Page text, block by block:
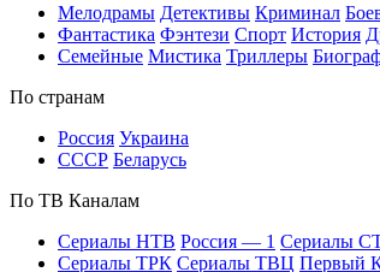
Ме­ло­дра­мы Де­тек­ти­вы Кри­ми­нал
Фан­та­сти­ка Фэн­те­зи Спорт Ис­то­рия
Се­мей­ные Мис­ти­ка Трил­ле­ры
По стра­нам
Рос­сия Ук­раи­на
СССР Бе­ла­русь
По ТВ Ка­на­лам
Се­риа­лы НТВ Рос­сия — 1 Се­риа­лы
Се­риа­лы ТРК Се­риа­лы ТВЦ Пер­вый